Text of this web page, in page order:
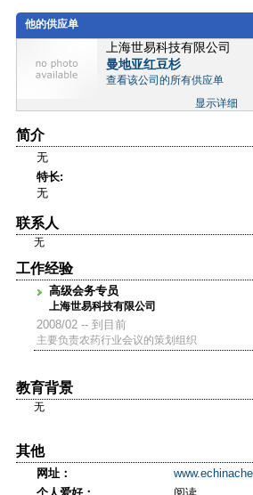
他的供应单
上海世易科技有限公司
曼地亚红豆杉
查看该公司的所有供应单
显示详细
简介
无
特长:
无
联系人
无
工作经验
高级会务专员
上海世易科技有限公司
2008/02 -- 到目前
主要负责农药行业会议的策划组织
教育背景
无
其他
网址：